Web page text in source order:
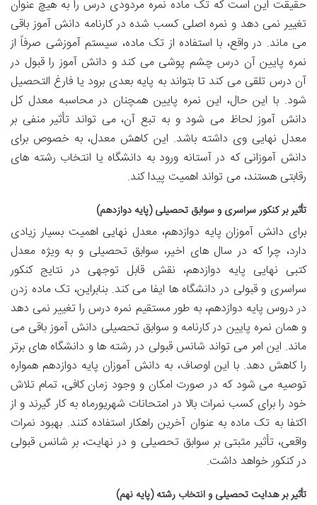
حقیقت این است که تک ماده نمره مردودی درس را به هیچ عنوان
تغییر نمی دهد و نمره اصلی کسب شده در کارنامه دانش آموز باقی
می ماند. در واقع، با استفاده از تک ماده، سیستم آموزشی صرفاً از
نمره پایین آن درس چشم پوشی می کند و دانش آموز را قبول در
آن درس تلقی می کند تا بتواند به پایه بعدی برود یا فارغ التحصیل
شود. با این حال، این نمره پایین همچنان در محاسبه معدل کل
دانش آموز لحاظ می شود و به تبع آن، می تواند تأثیر منفی بر
معدل نهایی وی داشته باشد. این کاهش معدل، به خصوص برای
دانش آموزانی که در آستانه ورود به دانشگاه یا انتخاب رشته های
رقابتی هستند، می تواند اهمیت پیدا کند.
تأثیر بر کنکور سراسری و سوابق تحصیلی (پایه دوازدهم)
برای دانش آموزان پایه دوازدهم، معدل نهایی اهمیت بسیار زیادی
دارد، چرا که در سال های اخیر، سوابق تحصیلی و به ویژه معدل
کتبی نهایی پایه دوازدهم، نقش قابل توجهی در نتایج کنکور
سراسری و قبولی در دانشگاه ها ایفا می کند. بنابراین، تک ماده زدن
در دروس پایه دوازدهم، به طور مستقیم نمره درس را تغییر نمی دهد
و همان نمره پایین در کارنامه و سوابق تحصیلی دانش آموز باقی می
ماند. این امر می تواند شانس قبولی در رشته ها و دانشگاه های برتر
را کاهش دهد. با این اوصاف، به دانش آموزان پایه دوازدهم همواره
توصیه می شود که در صورت امکان و وجود زمان کافی، تمام تلاش
خود را برای کسب نمرات بالا در امتحانات شهریورماه به کار گیرند و از
اکتفا به تک ماده به عنوان آخرین راهکار استفاده کنند. بهبود نمرات
واقعی، تأثیر مثبتی بر سوابق تحصیلی و در نهایت، بر شانس قبولی
در کنکور خواهد داشت.
تأثیر بر هدایت تحصیلی و انتخاب رشته (پایه نهم)